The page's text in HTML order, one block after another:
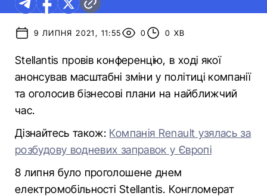
9 ЛИПНЯ 2021, 11:55 0 0 ХВ
Stellantis провів конференцію, в ході якої
анонсував масштабні зміни у політиці компанії
та оголосив бізнесові плани на найближчий
час.
Дізнайтесь також: Компанія Renault узялась за
розбудову водневих заправок у Європі
8 липня було проголошене днем
електромобільності Stellantis. Конгломерат